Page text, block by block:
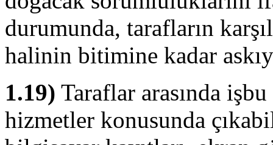
durumunda, tarafların
halinin bitimine kadar
1.19) Taraflar arasında
hizmetler konusunda